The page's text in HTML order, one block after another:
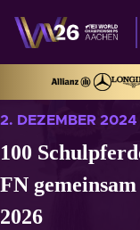
2. DEZEMBER 2024
100
FN
2026